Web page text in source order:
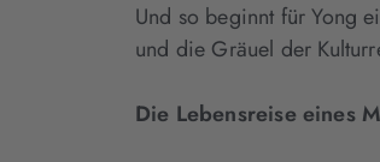
Und so beginnt für Yong
und die Gräuel der
Die Lebensreise eines